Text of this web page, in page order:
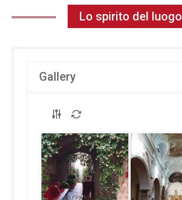
Lo spirito del luogo
Gallery